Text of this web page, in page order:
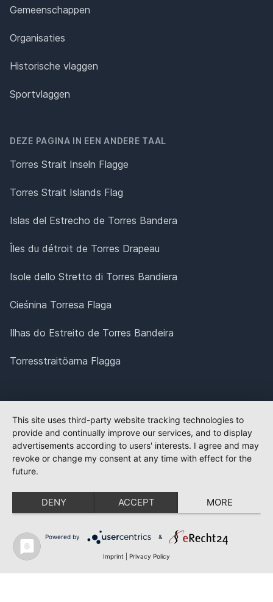
Gemeenschappen
Organisaties
Historische vlaggen
Sportvlaggen
DEZE PAGINA IN EEN ANDERE TAAL
Torres Strait Inseln Flagge
Torres Strait Islands Flag
Islas del Estrecho de Torres Bandera
Îles du détroit de Torres Drapeau
Isole dello Stretto di Torres Bandiera
Cieśnina Torresa Flaga
Ilhas do Estreito de Torres Bandeira
Torresstraitöarna Flagga
This site uses third-party website tracking technologies to
provide and continually improve our services, and to display
advertisements according to users' interests. I agree and may
revoke or change my consent at any time with effect for the
future.
DENY ACCEPT MORE
Powered by &
Imprint Privacy Policy